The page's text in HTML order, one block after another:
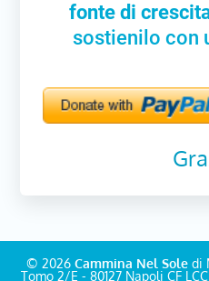
fonte di
sostienilo con
© 2026 Cammina Nel Soledi
Tomo 2/E - 80127 Napoli CF